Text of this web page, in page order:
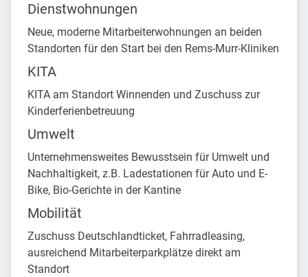
Dienstwohnungen
Neue, moderne Mitarbeiterwohnungen an beiden
Standorten für den Start bei den Rems-Murr-Kliniken
KITA
KITA am Standort Winnenden und Zuschuss zur
Kinderferienbetreuung
Umwelt
Unternehmensweites Bewusstsein für Umwelt und
Nachhaltigkeit, z.B. Ladestationen für Auto und E-
Bike, Bio-Gerichte in der Kantine
Mobilität
Zuschuss Deutschlandticket, Fahrradleasing,
ausreichend Mitarbeiterparkplätze direkt am
Standort